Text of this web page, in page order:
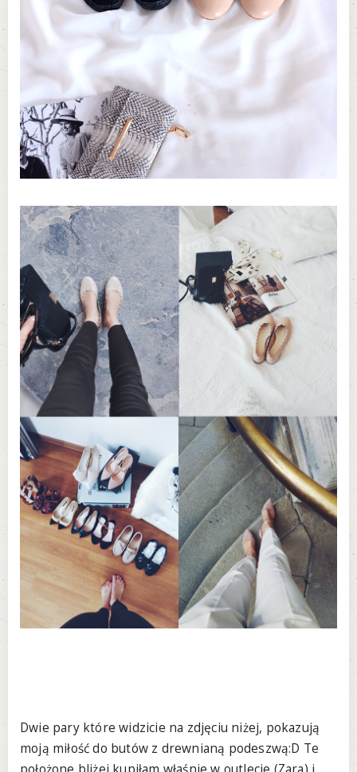
Dwie pary które widzicie na zdjęciu niżej, pokazują
moją miłość do butów z drewnianą podeszwą:D Te